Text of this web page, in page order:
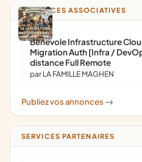
ANNONCES ASSOCIATIVES
Bénévole Infrastructure
Migration Auth [Infra /
distance Full Remote
par LA FAMILLE MAGHEN
Publiez vos annonces ->
SERVICES PARTENAIRES